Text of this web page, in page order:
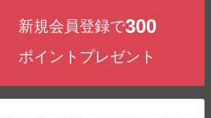
新規会員登録で300
ポイントプレゼント